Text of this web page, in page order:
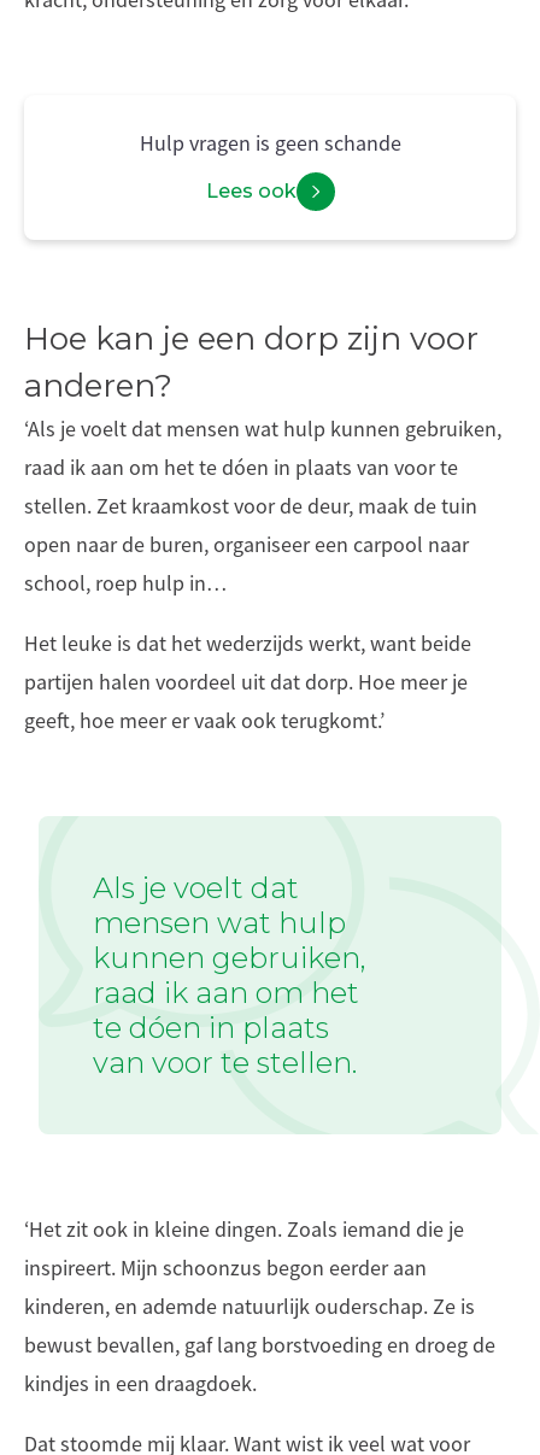
Hulp vragen is geen schande
Lees ook
Hoe kan je een dorp zijn voor
anderen?
‘Als je voelt dat mensen wat hulp kunnen gebruiken,
raad ik aan om het te dóen in plaats van voor te
stellen. Zet kraamkost voor de deur, maak de tuin
open naar de buren, organiseer een carpool naar
school, roep hulp in…
Het leuke is dat het wederzijds werkt, want beide
partijen halen voordeel uit dat dorp. Hoe meer je
geeft, hoe meer er vaak ook terugkomt.’
Als je voelt dat
mensen wat hulp
kunnen gebruiken,
raad ik aan om het
te dóen in plaats
van voor te stellen.
‘Het zit ook in kleine dingen. Zoals iemand die je
inspireert. Mijn schoonzus begon eerder aan
kinderen, en ademde natuurlijk ouderschap. Ze is
bewust bevallen, gaf lang borstvoeding en droeg de
kindjes in een draagdoek.
Dat stoomde mij klaar. Want wist ik veel wat voor